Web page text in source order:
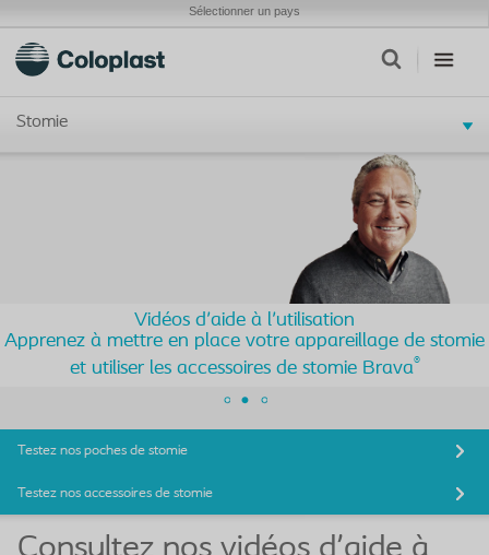
Sélectionner un pays
Stomie
Vidéos d'aide à l'utilisation
Apprenez à mettre en place votre appareillage de stomie
et utiliser les accessoires de stomie Brava®
Testez nos poches de stomie
Testez nos accessoires de stomie